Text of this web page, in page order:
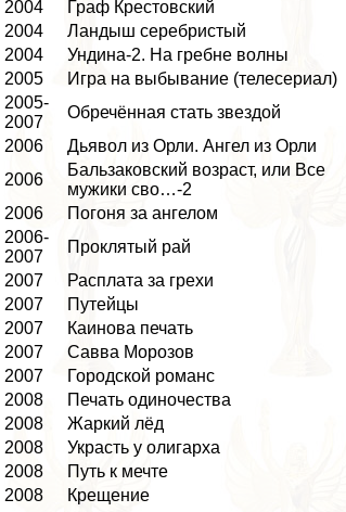
2004
Граф Крестовский
2004
Ландыш серебристый
2004
Ундина-2. На гребне волны
2005
Игра на выбывание (телесериал)
2005-
2007
Обречённая стать звездой
2006
Дьявол из Орли. Ангел из Орли
2006
Бальзаковский возраст, или Все
мужики сво…-2
2006
Погоня за ангелом
2006-
2007
Проклятый рай
2007
Расплата за грехи
2007
Путейцы
2007
Каинова печать
2007
Савва Морозов
2007
Городской романс
2008
Печать одиночества
2008
Жаркий лёд
2008
Украсть у олигарха
2008
Путь к мечте
2008
Крещение